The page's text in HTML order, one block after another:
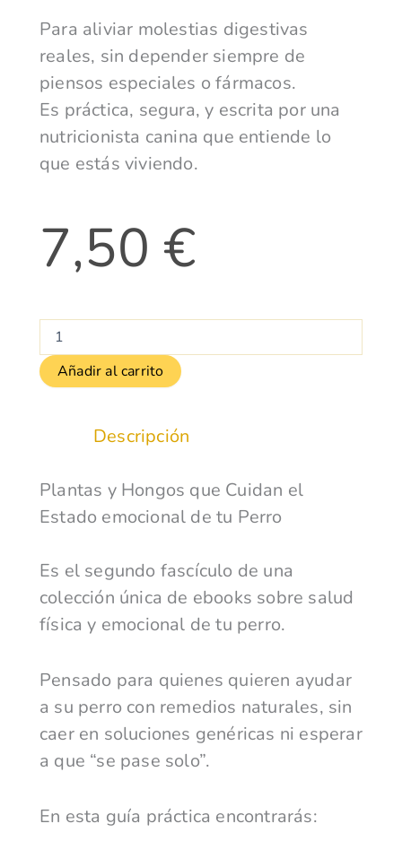
Para aliviar molestias digestivas
reales, sin depender siempre de
piensos especiales o fármacos.
Es práctica, segura, y escrita por una
nutricionista canina que entiende lo
que estás viviendo.
7,50 €
Ebook:
Plantas
y
hongos
de
tu
perro
Añadir al carrito
Descripción
Plantas y Hongos que Cuidan el
Estado emocional de tu Perro
Es el segundo fascículo de una
colección única de ebooks sobre salud
física y emocional de tu perro.
Pensado para quienes quieren ayudar
a su perro con remedios naturales, sin
caer en soluciones genéricas ni esperar
a que “se pase solo”.
En esta guía práctica encontrarás: